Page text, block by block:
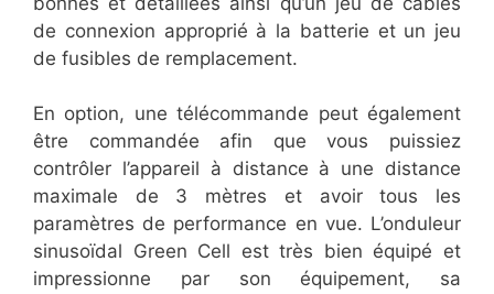
de connexion approprié à la batterie et un jeu
de fusibles de remplacement.
En option, une télécommande peut également
être commandée afin que vous puissiez
contrôler l’appareil à distance à une distance
maximale de 3 mètres et avoir tous les
paramètres de performance en vue. L’onduleur
sinusoïdal Green Cell est très bien équipé et
impressionne par son équipement, sa